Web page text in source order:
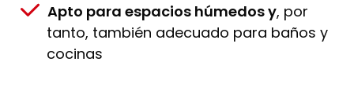
Apto para espacios húmedos y, por
tanto, también adecuado para baños y
cocinas